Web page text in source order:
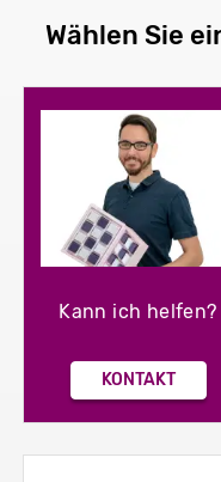
Wählen Sie
Kann ich helfen?
KONTAKT